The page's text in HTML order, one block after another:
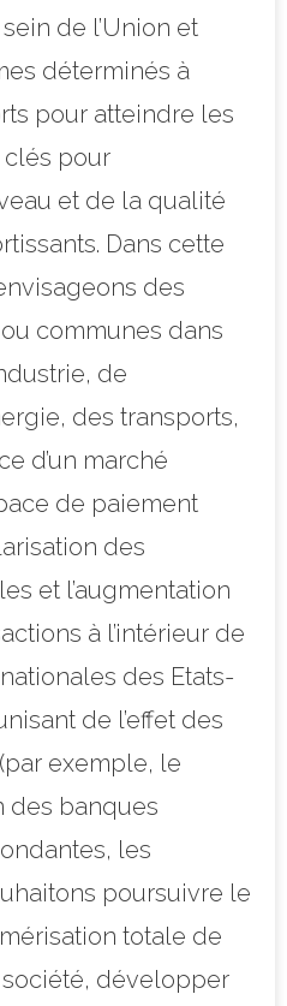
de l’Union et
déterminés à
pour atteindre les
pour
et de la qualité
Dans cette
des
communes dans
de
des transports,
d’un marché
de paiement
des
et l’augmentation
à l’intérieur de
des Etats-
de l’effet des
exemple, le
des banques
les
poursuivre le
totale de
société, développer